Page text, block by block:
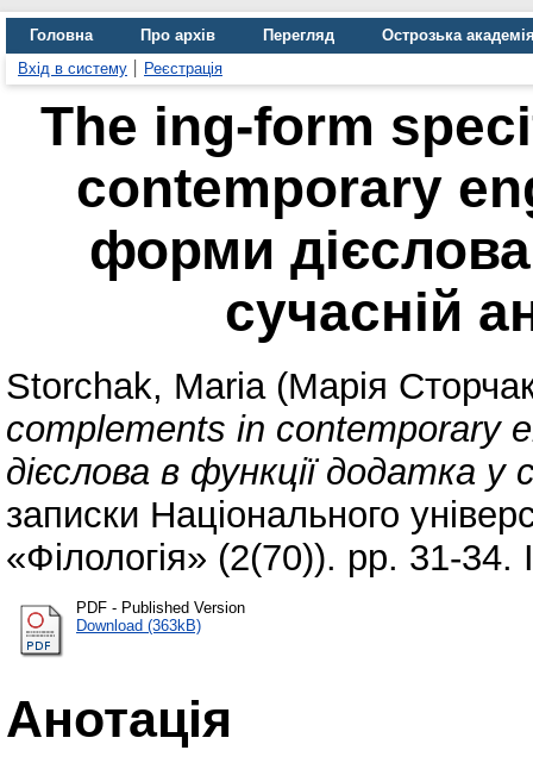
Головна Про архів Перегляд
Острозька
Вхід в систему
Реєстрація
The ing-form
contemporary
форми
сучасній
Storchak, Maria (Марія
complements in contemporary
дієслова в функції додатка у
записки Національного
«Філологія» (2(70)). pp. 31-
PDF - Published Version
Download (363kB)
Анотація